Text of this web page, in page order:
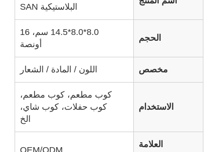
البلاستيكية SAN
8.0*8.0*14.5 سم، 16
اللون / المادة / الشعار
كوب مطعم، كوب مطعم،
كوب حفلات، كوب شاي،
OEM/ODM